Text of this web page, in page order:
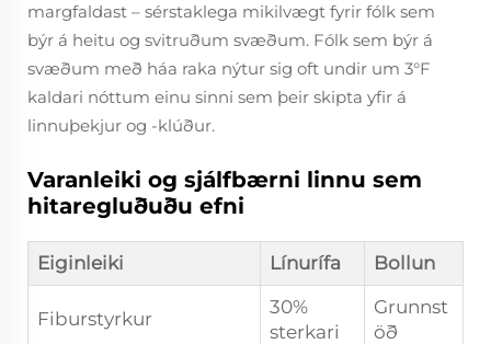
margfaldast – sérstaklega mikilvægt fyrir fólk sem
býr á heitu og svitruðum svæðum. Fólk sem býr á
svæðum með háa raka nýtur sig oft undir um 3°F
kaldari nóttum einu sinni sem þeir skipta yfir á
linnuþekjur og -klúður.
Varanleiki og sjálfbærni linnu sem
hitaregluðuðu efni
Eiginleiki Línurífa Bollun
Fiburstyrkur
30%
sterkari
Grunnst
öð